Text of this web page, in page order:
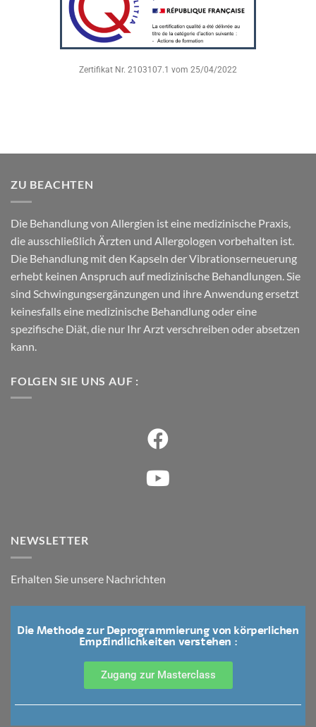
Zertifikat Nr. 2103107.1 vom 25/04/2022
ZU BEACHTEN
Die Behandlung von Allergien ist eine medizinische Praxis,
die ausschließlich Ärzten und Allergologen vorbehalten ist.
Die Behandlung mit den Kapseln der Vibrationserneuerung
erhebt keinen Anspruch auf medizinische Behandlungen. Sie
sind Schwingungsergänzungen und ihre Anwendung ersetzt
keinesfalls eine medizinische Behandlung oder eine
spezifische Diät, die nur Ihr Arzt verschreiben oder absetzen
kann.
FOLGEN SIE UNS AUF :
NEWSLETTER
Erhalten Sie unsere Nachrichten
Die Methode zur Deprogrammierung von körperlichen
Empfindlichkeiten verstehen :
Zugang zur Masterclass